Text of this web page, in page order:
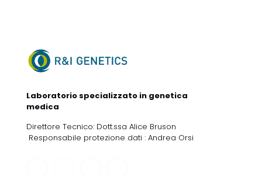
Laboratorio specializzato in genetica
medica
Direttore Tecnico: Dott.ssa Alice Bruson
Responsabile protezione dati : Andrea Orsi